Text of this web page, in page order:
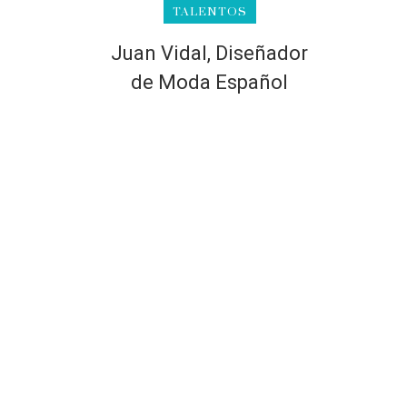
TALENTOS
Juan Vidal, Diseñador
de Moda Español